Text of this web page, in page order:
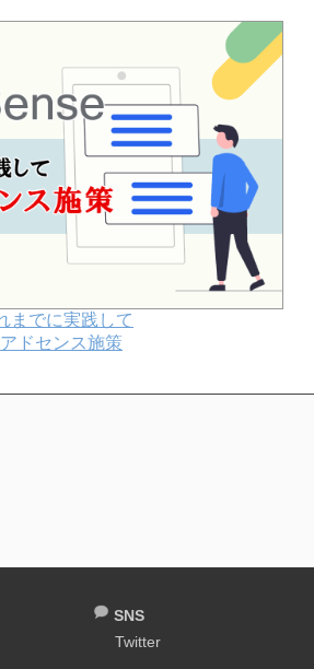
までに実践して
ドセンス施策
SNS
Twitter